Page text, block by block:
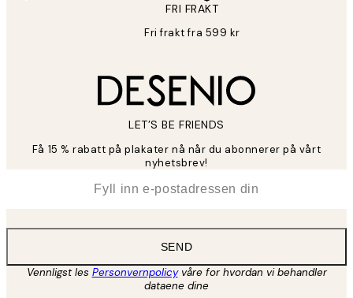
FRI FRAKT
Fri frakt fra 599 kr
LET’S BE FRIENDS
Få 15 % rabatt på plakater nå når du abonnerer på vårt
nyhetsbrev!
SEND
Vennligst les Personvernpolicyvåre for hvordan vi behandler
dataene dine